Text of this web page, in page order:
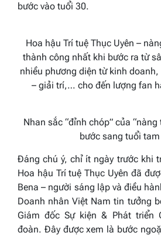
bước vào tuổi 30.
Hoa hậu Trí tuệ Thục Uyên –
thành công nhất khi bước ra từ
nhiều phương diện từ kinh
– giải trí,… cho đến lượng fan
Nhan sắc “đỉnh chóp” của “nàng
bước sang tuổi
Đáng chú ý, chỉ ít ngày trước khi
Hoa hậu Trí tuệ Thục Uyên đã
Bena – người sáng lập và điều
Doanh nhân Việt Nam tin tưởng
Giám đốc Sự kiện & Phát triển
đoàn. Đây được xem là bước